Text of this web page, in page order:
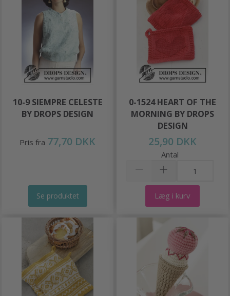
10-9 SIEMPRE CELESTE
BY DROPS DESIGN
Pris fra 77,70 DKK
Se produktet
0-1524 HEART OF THE
MORNING BY DROPS
DESIGN
25,90 DKK
Antal
Læg i kurv